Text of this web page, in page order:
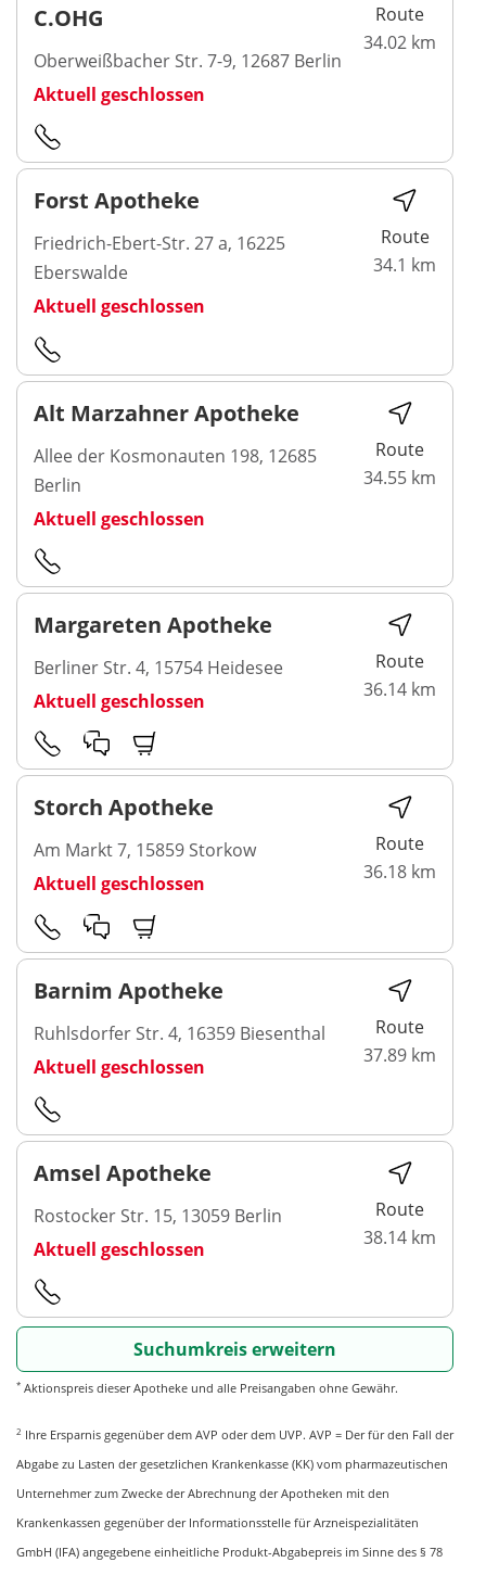
C.OHG
Oberweißbacher Str. 7-9, 12687 Berlin
Aktuell geschlossen
Route
34.02 km
Forst Apotheke
Friedrich-Ebert-Str. 27 a, 16225
Eberswalde
Aktuell geschlossen
Route
34.1 km
Alt Marzahner Apotheke
Allee der Kosmonauten 198, 12685
Berlin
Aktuell geschlossen
Route
34.55 km
Margareten Apotheke
Berliner Str. 4, 15754 Heidesee
Aktuell geschlossen
Route
36.14 km
Storch Apotheke
Am Markt 7, 15859 Storkow
Aktuell geschlossen
Route
36.18 km
Barnim Apotheke
Ruhlsdorfer Str. 4, 16359 Biesenthal
Aktuell geschlossen
Route
37.89 km
Amsel Apotheke
Rostocker Str. 15, 13059 Berlin
Aktuell geschlossen
Route
38.14 km
Suchumkreis erweitern
* Aktionspreis dieser Apotheke und alle Preisangaben ohne Gewähr.
2 Ihre Ersparnis gegenüber dem AVP oder dem UVP. AVP = Der für den Fall der
Abgabe zu Lasten der gesetzlichen Krankenkasse (KK) vom pharmazeutischen
Unternehmer zum Zwecke der Abrechnung der Apotheken mit den
Krankenkassen gegenüber der Informationsstelle für Arzneispezialitäten
GmbH (IFA) angegebene einheitliche Produkt-Abgabepreis im Sinne des § 78